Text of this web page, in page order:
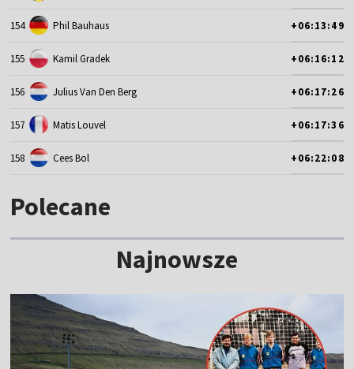
154 Phil Bauhaus +06:13:49
155 Kamil Gradek +06:16:12
156 Julius Van Den Berg +06:17:26
157 Matis Louvel +06:17:36
158 Cees Bol +06:22:08
Polecane
Najnowsze